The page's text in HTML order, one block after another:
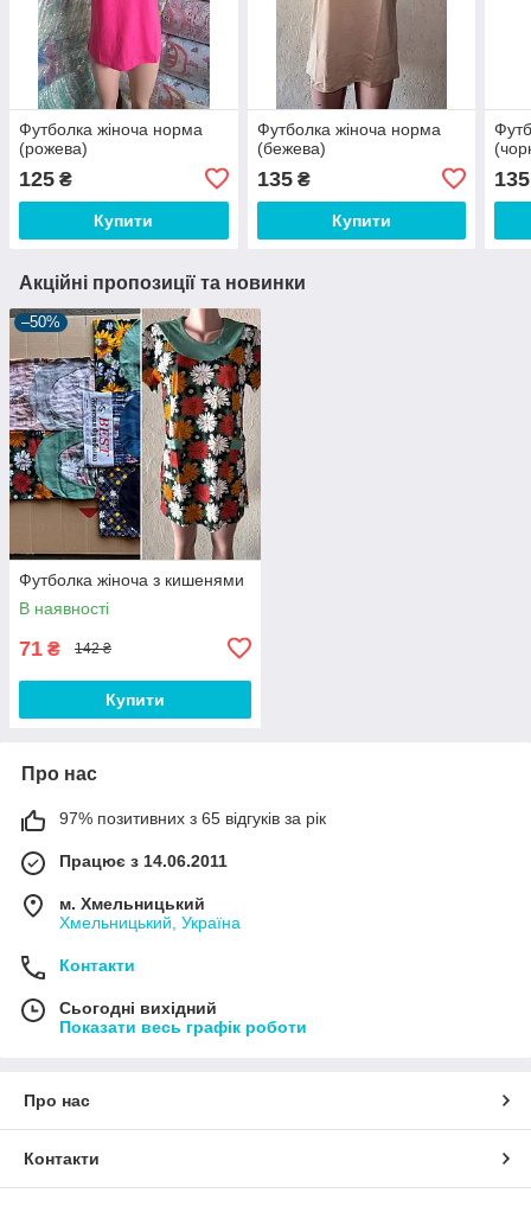
Футболка жіноча норма
(рожева)
125 ₴
Купити
Футболка жіноча норма
(бежева)
135₴
Купити
135
Акційні пропозиції та новинки
–50%
Футболка жіноча з кишенями
В наявності
71 ₴ 142 ₴
Купити
Про нас
97% позитивних з 65 відгуків за рік
Працює з 14.06.2011
м. Хмельницький
Хмельницький, Україна
Контакти
Сьогодні вихідний
Показати весь графік роботи
Про нас
Контакти